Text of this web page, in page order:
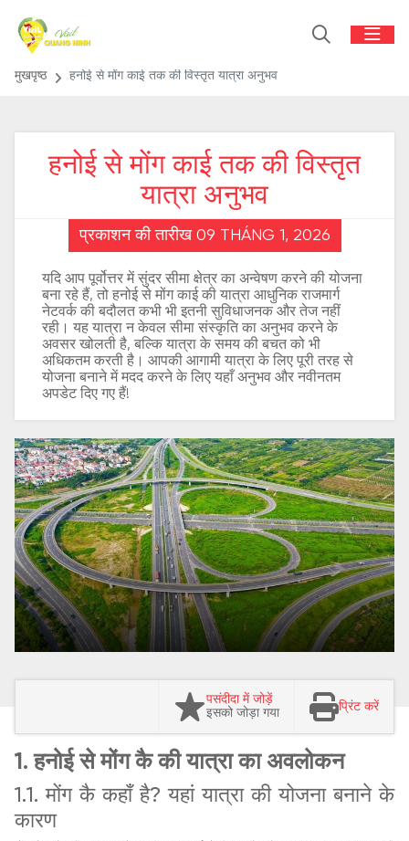
मुखपृष्ठ हनोई से मोंग काई तक की विस्तृत यात्रा अनुभव
हनोई से मोंग काई तक की विस्तृत
यात्रा अनुभव
प्रकाशन की तारीख 09 THÁNG 1, 2026
यदि आप पूर्वोत्तर में सुंदर सीमा क्षेत्र का अन्वेषण करने की योजना
बना रहे हैं, तो हनोई से मोंग काई की यात्रा आधुनिक राजमार्ग
नेटवर्क की बदौलत कभी भी इतनी सुविधाजनक और तेज नहीं
रही। यह यात्रा न केवल सीमा संस्कृति का अनुभव करने के
अवसर खोलती है, बल्कि यात्रा के समय की बचत को भी
अधिकतम करती है। आपकी आगामी यात्रा के लिए पूरी तरह से
योजना बनाने में मदद करने के लिए यहाँ अनुभव और नवीनतम
अपडेट दिए गए हैं!
पसंदीदा में जोड़ें
इसको जोड़ा गया
प्रिंट करें
1. हनोई से मोंग कै की यात्रा का अवलोकन
1.1. मोंग कै कहाँ है? यहां यात्रा की योजना बनाने के
कारण